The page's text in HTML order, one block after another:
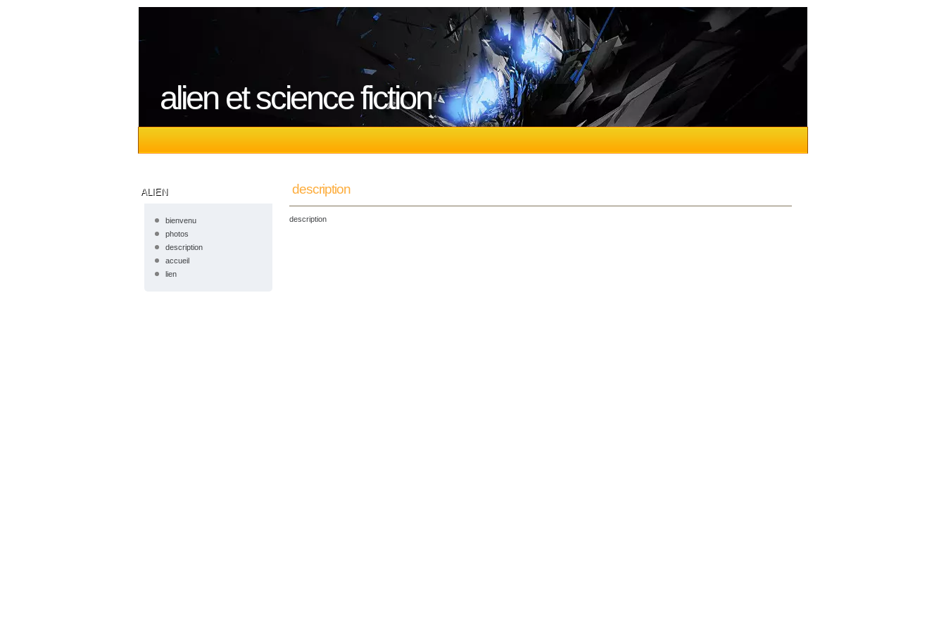
alien et science fiction
ALIEN
bienvenu
photos
description
accueil
lien
description
description